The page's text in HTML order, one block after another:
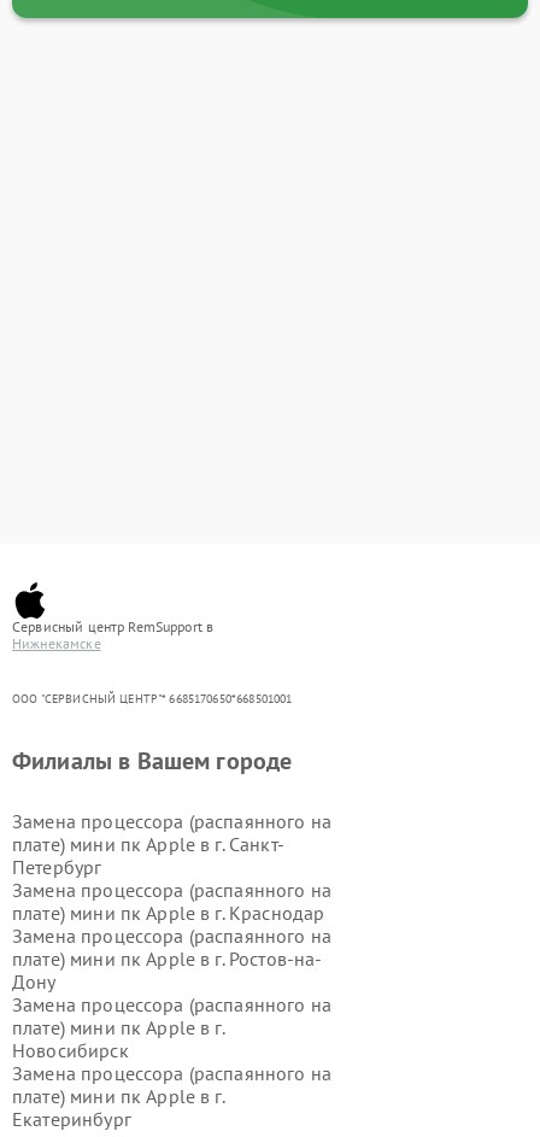
Сервисный центр RemSupport в
Нижнекамске
ООО "СЕРВИСНЫЙ ЦЕНТР"* 6685170650*668501001
Филиалы в Вашем городе
Замена процессора (распаянного на
плате) мини пк Apple в г. Санкт-
Петербург
Замена процессора (распаянного на
плате) мини пк Apple в г. Краснодар
Замена процессора (распаянного на
плате) мини пк Apple в г. Ростов-на-
Дону
Замена процессора (распаянного на
плате) мини пк Apple в г.
Новосибирск
Замена процессора (распаянного на
плате) мини пк Apple в г.
Екатеринбург